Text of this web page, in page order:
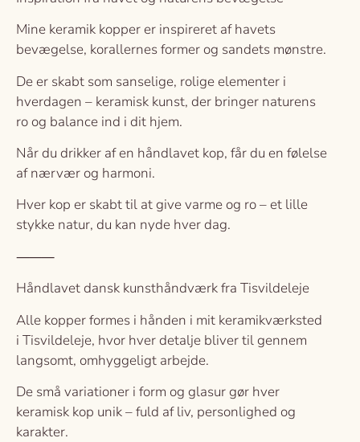
Mine keramik kopper er inspireret af havets
bevægelse, korallernes former og sandets mønstre.
De er skabt som sanselige, rolige elementer i
hverdagen – keramisk kunst, der bringer naturens
ro og balance ind i dit hjem.
Når du drikker af en håndlavet kop, får du en følelse
af nærvær og harmoni.
Hver kop er skabt til at give varme og ro – et lille
stykke natur, du kan nyde hver dag.
⸻
Håndlavet dansk kunsthåndværk fra Tisvildeleje
Alle kopper formes i hånden i mit keramikværksted
i Tisvildeleje, hvor hver detalje bliver til gennem
langsomt, omhyggeligt arbejde.
De små variationer i form og glasur gør hver
keramisk kop unik – fuld af liv, personlighed og
karakter.